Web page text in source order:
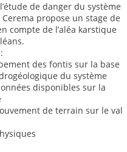
de danger du système
propose un stage de
compte de l’aléa karstique
des fontis sur la base
du système
disponibles sur la
de terrain sur le val